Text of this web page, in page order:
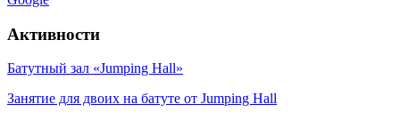
Активности
Батутный зал «Jumping Hall»
Занятие для двоих на батуте от Jumping Hall